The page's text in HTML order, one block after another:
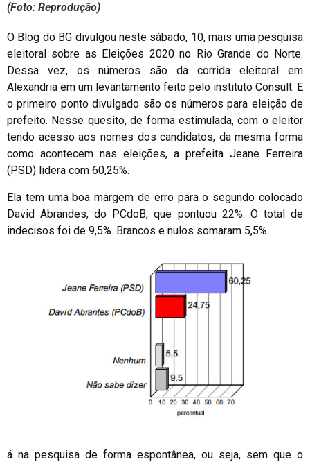
(Foto: Reprodução)
O Blog do BG divulgou neste sábado, 10, mais uma pesquisa
eleitoral sobre as Eleições 2020 no Rio Grande do Norte.
Dessa vez, os números são da corrida eleitoral em
Alexandria em um levantamento feito pelo instituto Consult. E
o primeiro ponto divulgado são os números para eleição de
prefeito. Nesse quesito, de forma estimulada, com o eleitor
tendo acesso aos nomes dos candidatos, da mesma forma
como acontecem nas eleições, a prefeita Jeane Ferreira
(PSD) lidera com 60,25%.
Ela tem uma boa margem de erro para o segundo colocado
David Abrandes, do PCdoB, que pontuou 22%. O total de
indecisos foi de 9,5%. Brancos e nulos somaram 5,5%.
á na pesquisa de forma espontânea, ou seja, sem que o